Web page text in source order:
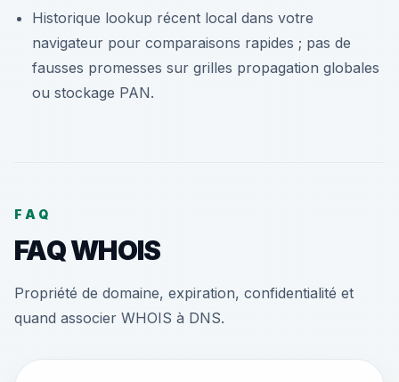
Historique lookup récent local dans votre
navigateur pour comparaisons rapides ; pas de
fausses promesses sur grilles propagation globales
ou stockage PAN.
FAQ
FAQ WHOIS
Propriété de domaine, expiration, confidentialité et
quand associer WHOIS à DNS.